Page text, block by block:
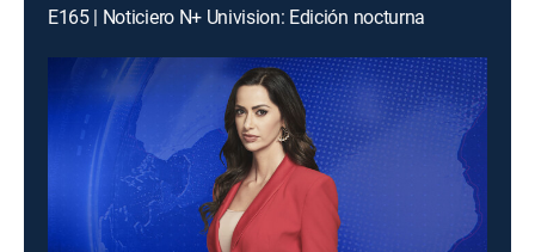
E165 | Noticiero N+ Univision: Edición nocturna